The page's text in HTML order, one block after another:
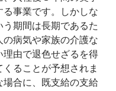
る事業です。しかしな
う期間は長期であるた
の病気や家族の介護な
理由で退色せざるを得
ることが予想されま
場合に、既支給の支給